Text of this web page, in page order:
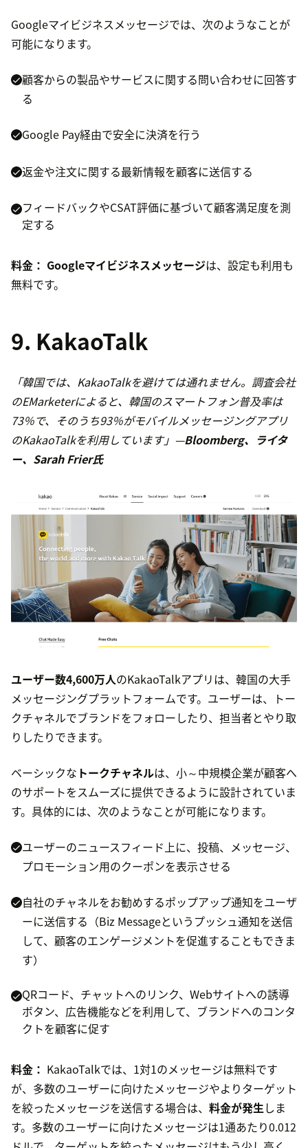
Googleマイビジネスメッセージでは、次のようなことが
可能になります。
顧客からの製品やサービスに関する問い合わせに回答す
る
Google Pay経由で安全に決済を行う
返金や注文に関する最新情報を顧客に送信する
フィードバックやCSAT評価に基づいて顧客満足度を測
定する
料金： Googleマイビジネスメッセージは、設定も利用も
無料です。
9. KakaoTalk
「韓国では、KakaoTalkを避けては通れません。調査会社
のEMarketerによると、韓国のスマートフォン普及率は
73％で、そのうち93％がモバイルメッセージングアプリ
のKakaoTalkを利用しています」—Bloomberg、ライタ
ー、Sarah Frier氏
ユーザー数4,600万人のKakaoTalkアプリは、韓国の大手
メッセージングプラットフォームです。ユーザーは、トー
クチャネルでブランドをフォローしたり、担当者とやり取
りしたりできます。
ベーシックな トークチャネルは、小～中規模企業が顧客へ
のサポートをスムーズに提供できるように設計されていま
す。具体的には、次のようなことが可能になります。
ユーザーのニュースフィード上に、投稿、メッセージ、
プロモーション用のクーポンを表示させる
自社のチャネルをお勧めするポップアップ通知をユーザ
ーに送信する（Biz Messageというプッシュ通知を送信
して、顧客のエンゲージメントを促進することもできま
す）
QRコード、チャットへのリンク、Webサイトへの誘導
ボタン、広告機能などを利用して、ブランドへのコンタ
クトを顧客に促す
料金： KakaoTalkでは、1対1のメッセージは無料です
が、多数のユーザーに向けたメッセージやよりターゲット
を絞ったメッセージを送信する場合は、 料金が発生しま
す。多数のユーザーに向けたメッセージは1通あたり0.012